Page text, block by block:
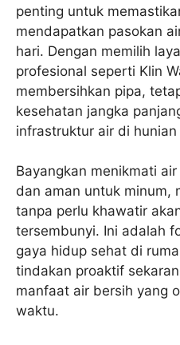
penting untuk
mendapatkan pasokan
hari. Dengan memilih
profesional seperti Klin
membersihkan pipa,
kesehatan jangka
infrastruktur air di
Bayangkan menikmati
dan aman untuk minum,
tanpa perlu khawatir
tersembunyi. Ini adalah
gaya hidup sehat di
tindakan proaktif
manfaat air bersih yang
waktu.